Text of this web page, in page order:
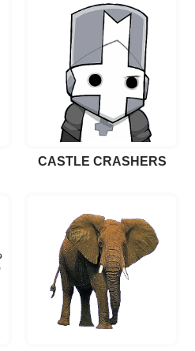
CASTLE CRASHERS